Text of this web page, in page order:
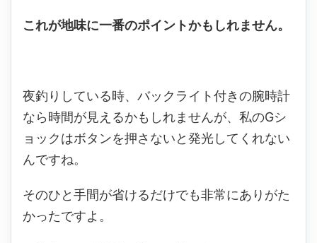
これが地味に一番のポイントかもしれません。
夜釣りしている時、バックライト付きの腕時計
なら時間が見えるかもしれませんが、私のGシ
ョックはボタンを押さないと発光してくれない
んですね。
そのひと手間が省けるだけでも非常にありがた
かったですよ。